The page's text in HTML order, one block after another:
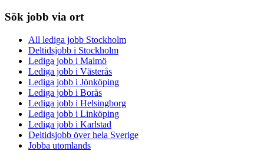
Sök jobb via ort
All lediga jobb Stockholm
Deltidsjobb i Stockholm
Lediga jobb i Malmö
Lediga jobb i Västerås
Lediga jobb i Jönköping
Lediga jobb i Borås
Lediga jobb i Helsingborg
Lediga jobb i Linköping
Lediga jobb i Karlstad
Deltidsjobb över hela Sverige
Jobba utomlands